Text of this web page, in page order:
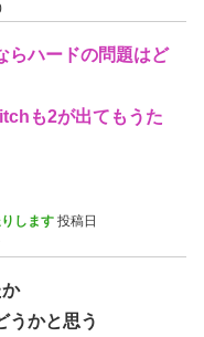
らハードの問題はど
も2が出てもうた
します 投稿日
うかと思う